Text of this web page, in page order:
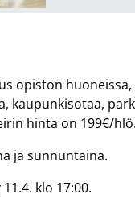
opiston
kaupunkisotaa,
hinta on 199€/hlö.
ja sunnuntaina.
klo 17:00.